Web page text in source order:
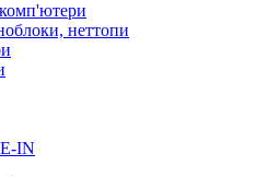
неттопи
IN